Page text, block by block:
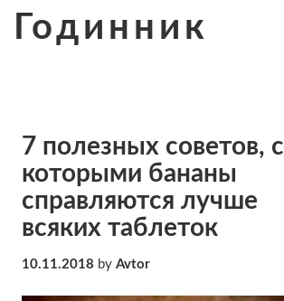
Годинник
7 полезных советов, с
которыми бананы
справляются лучше
всяких таблеток
10.11.2018 by Avtor